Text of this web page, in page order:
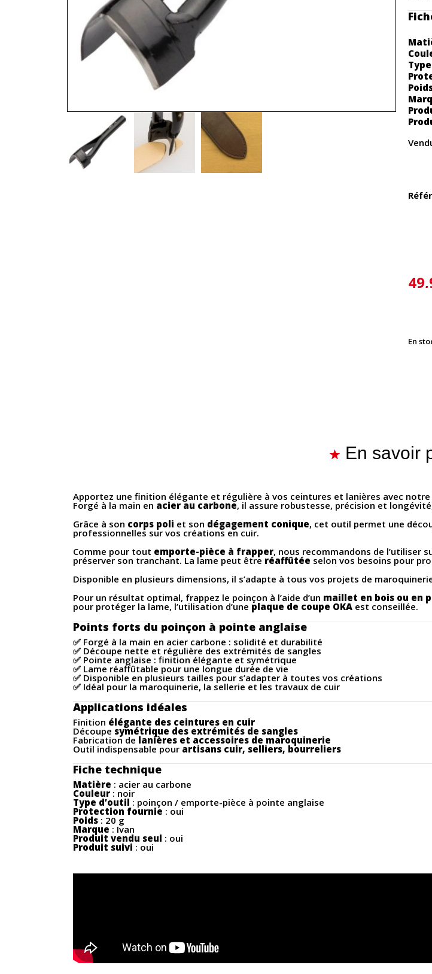
En
En savoir
Apportez une finition élégante et régulière à vos ceintures et lanières avec notre
Forgé à la main en acier au carbone, il assure robustesse, précision et
Grâce à son corps poli et son dégagement conique, cet outil permet une
professionnelles sur vos créations en cuir.
Comme pour tout emporte-pièce à frapper, nous recommandons de l’utiliser
préserver son tranchant. La lame peut être réaffûtée selon vos besoins pour
Disponible en plusieurs dimensions, il s’adapte à tous vos projets de
Pour un résultat optimal, frappez le poinçon à l’aide d’un maillet en bois ou en
pour protéger la lame, l’utilisation d’une plaque de coupe OKA est conseillée.
Points forts du poinçon à pointe anglaise
✅ Forgé à la main en acier carbone : solidité et durabilité
✅ Découpe nette et régulière des extrémités de sangles
✅ Pointe anglaise : finition élégante et symétrique
✅ Lame réaffûtable pour une longue durée de vie
✅ Disponible en plusieurs tailles pour s’adapter à toutes vos créations
✅ Idéal pour la maroquinerie, la sellerie et les travaux de cuir
Applications idéales
Finition élégante des ceintures en cuir
Découpe symétrique des extrémités de sangles
Fabrication de lanières et accessoires de maroquinerie
Outil indispensable pour artisans cuir, selliers, bourreliers
Fiche technique
Matière : acier au carbone
Couleur : noir
Type d’outil : poinçon / emporte-pièce à pointe anglaise
Protection fournie : oui
Poids : 20 g
Marque : Ivan
Produit vendu seul : oui
Produit suivi : oui